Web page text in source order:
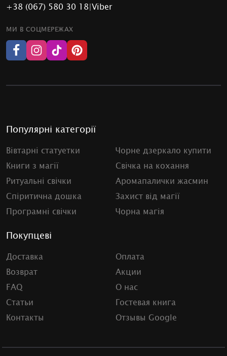
+38 (067) 580 30 18|Viber
МИ В СОЦМЕРЕЖАХ
Популярні категорії
Вівтарні статуетки
Чорне дзеркало купити
Книги з магії
Свічка на кохання
Ритуальні свічки
Аромапалички жасмин
Спіритична дошка
Захист від магії
Програмні свічки
Чорна магія
Покупцеві
Доставка
Оплата
Возврат
Акции
FAQ
О нас
Статьи
Гостевая книга
Контакты
Отзывы Google